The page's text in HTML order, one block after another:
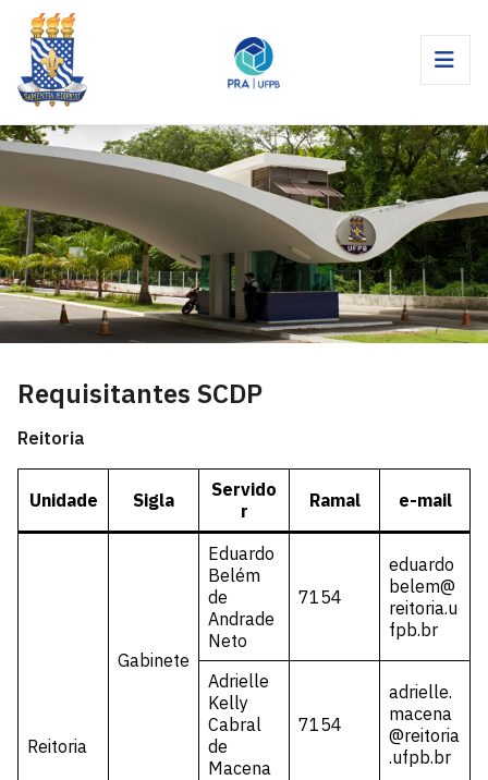
Requisitantes SCDP
Reitoria
Unidade Sigla
Servido
r
Ramal e-mail
Reitoria
Gabinete
Eduardo
Belém
de
Andrade
Neto
7154
eduardo
belem@
reitoria.u
fpb.br
Adrielle
Kelly
Cabral
de
Macena
7154
adrielle.
macena
@reitoria
.ufpb.br